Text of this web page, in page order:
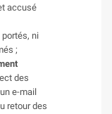
accusé
portés, ni
;
des
e-mail
retour des